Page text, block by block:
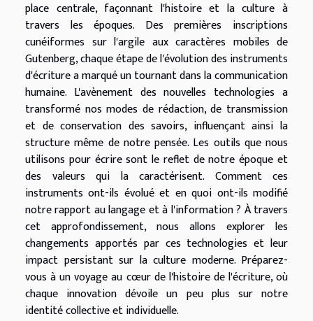
place centrale, façonnant l'histoire et la culture à
travers les époques. Des premières inscriptions
cunéiformes sur l'argile aux caractères mobiles de
Gutenberg, chaque étape de l'évolution des instruments
d'écriture a marqué un tournant dans la communication
humaine. L'avènement des nouvelles technologies a
transformé nos modes de rédaction, de transmission
et de conservation des savoirs, influençant ainsi la
structure même de notre pensée. Les outils que nous
utilisons pour écrire sont le reflet de notre époque et
des valeurs qui la caractérisent. Comment ces
instruments ont-ils évolué et en quoi ont-ils modifié
notre rapport au langage et à l'information ? À travers
cet approfondissement, nous allons explorer les
changements apportés par ces technologies et leur
impact persistant sur la culture moderne. Préparez-
vous à un voyage au cœur de l'histoire de l'écriture, où
chaque innovation dévoile un peu plus sur notre
identité collective et individuelle.